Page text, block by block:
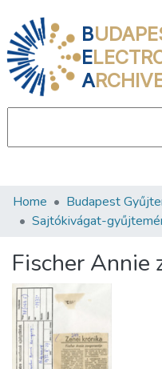
B
E
A
Communities &
Statistics
About us
Home Budapest
Sajtókivágat-
Fischer Annie